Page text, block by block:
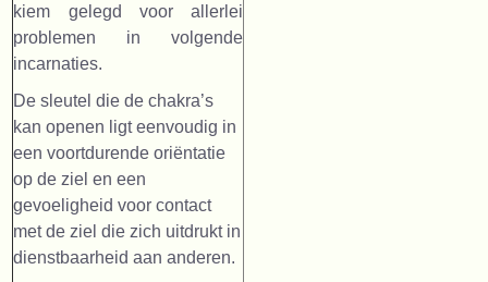
kiem gelegd voor allerlei
problemen in volgende
incarnaties.
De sleutel die de chakra’s
kan openen ligt eenvoudig in
een voortdurende oriëntatie
op de ziel en een
gevoeligheid voor contact
met de ziel die zich uitdrukt in
dienstbaarheid aan anderen.